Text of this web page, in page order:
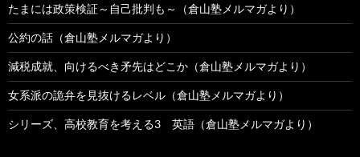
たまには政策検証～自己批判も～（倉山塾メルマガより）
公約の話（倉山塾メルマガより）
減税成就、向けるべき矛先はどこか（倉山塾メルマガより）
女系派の詭弁を見抜けるレベル（倉山塾メルマガより）
シリーズ、高校教育を考える3 英語（倉山塾メルマガより）